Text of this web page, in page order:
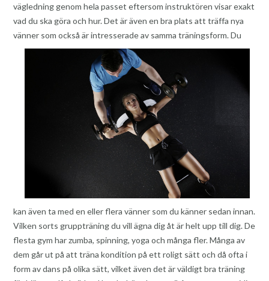
vägledning genom hela passet eftersom instruktören visar exakt
vad du ska göra och hur. Det är även en bra plats att träffa nya
vänner som också är intresserade av samma träningsform. Du
kan även ta med en eller flera vänner som du känner sedan innan.
Vilken sorts gruppträning du vill ägna dig åt är helt upp till dig. De
flesta gym har zumba, spinning, yoga och många fler. Många av
dem går ut på att träna kondition på ett roligt sätt och då ofta i
form av dans på olika sätt, vilket även det är väldigt bra träning